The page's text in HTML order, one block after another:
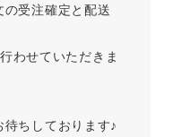
受注確定と配送
わせていただきま
ちしております♪